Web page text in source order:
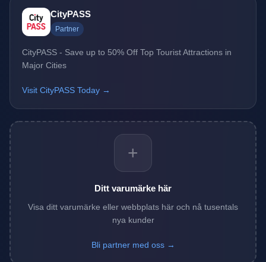
CityPASS
Partner
CityPASS - Save up to 50% Off Top Tourist Attractions in
Major Cities
Visit CityPASS Today →
+
Ditt varumärke här
Visa ditt varumärke eller webbplats här och nå tusentals
nya kunder
Bli partner med oss →